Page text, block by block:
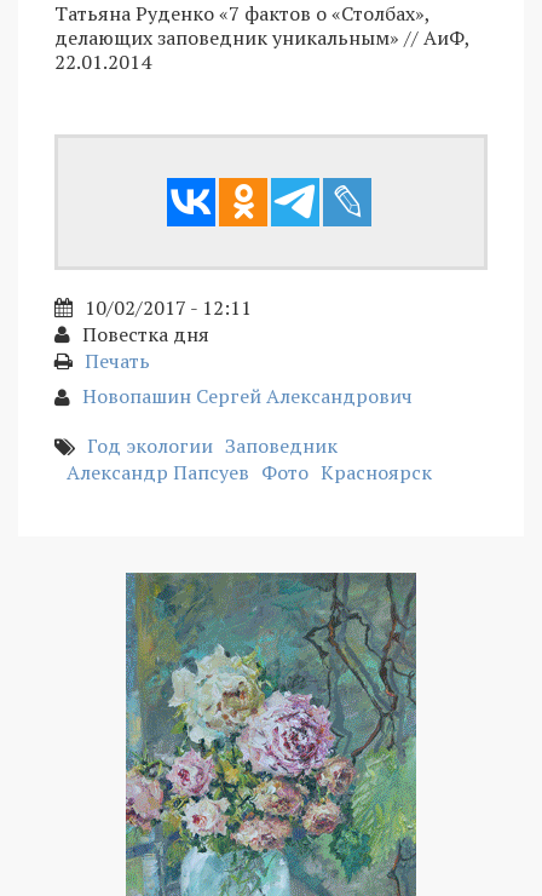
Татьяна Руденко «7 фактов о «Столбах»,
делающих заповедник уникальным» // АиФ,
22.01.2014
10/02/2017 - 12:11
Повестка дня
Печать
Новопашин Сергей Александрович
Год экологии Заповедник
Александр Папсуев Фото Красноярск